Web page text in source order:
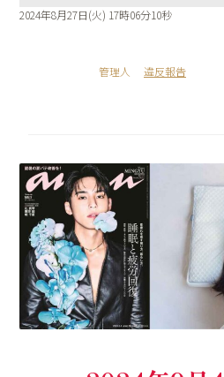
2024年8月27日(火) 17時06分10秒
管理人 違反報告